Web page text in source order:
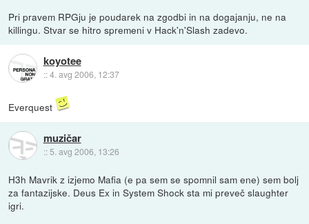
Pri pravem RPGju je poudarek na zgodbi in na dogajanju, ne na
killingu. Stvar se hitro spremeni v Hack'n'Slash zadevo.
koyotee
::4. avg 2006, 12:37
Everquest
muzičar
:: 5. avg 2006, 13:26
H3h Mavrik z izjemo Mafia (e pa sem se spomnil sam ene) sem bolj
za fantazijske. Deus Ex in System Shock sta mi preveč slaughter
igri.